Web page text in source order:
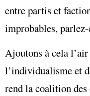
entre partis et
improbables,
Ajoutons à cela
l’individualisme et
rend la coalition des